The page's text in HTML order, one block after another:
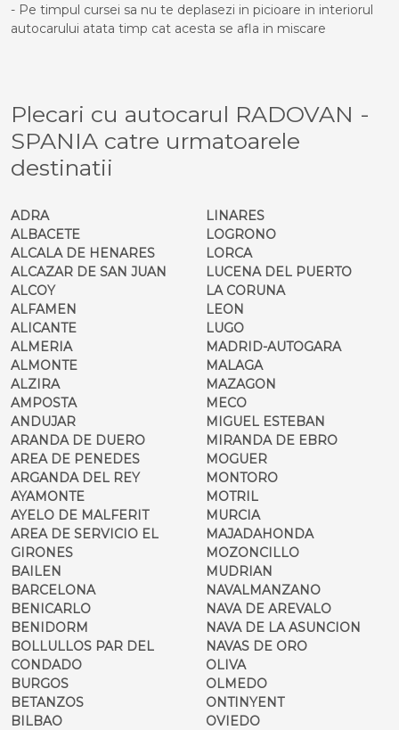
- Pe timpul cursei sa nu te deplasezi in picioare in interiorul
autocarului atata timp cat acesta se afla in miscare
Plecari cu autocarul RADOVAN -
SPANIA catre urmatoarele
destinatii
ADRA
ALBACETE
ALCALA DE HENARES
ALCAZAR DE SAN JUAN
ALCOY
ALFAMEN
ALICANTE
ALMERIA
ALMONTE
ALZIRA
AMPOSTA
ANDUJAR
ARANDA DE DUERO
AREA DE PENEDES
ARGANDA DEL REY
AYAMONTE
AYELO DE MALFERIT
AREA DE SERVICIO EL
GIRONES
BAILEN
BARCELONA
BENICARLO
BENIDORM
BOLLULLOS PAR DEL
CONDADO
BURGOS
BETANZOS
BILBAO
LINARES
LOGRONO
LORCA
LUCENA DEL PUERTO
LA CORUNA
LEON
LUGO
MADRID-AUTOGARA
MALAGA
MAZAGON
MECO
MIGUEL ESTEBAN
MIRANDA DE EBRO
MOGUER
MONTORO
MOTRIL
MURCIA
MAJADAHONDA
MOZONCILLO
MUDRIAN
NAVALMANZANO
NAVA DE AREVALO
NAVA DE LA ASUNCION
NAVAS DE ORO
OLIVA
OLMEDO
ONTINYENT
OVIEDO